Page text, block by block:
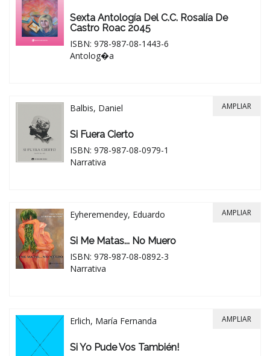
Sexta Antología Del C.C. Rosalía De
Castro Roac 2045
ISBN: 978-987-08-1443-6
Antolog�a
Balbis, Daniel
Si Fuera Cierto
ISBN: 978-987-08-0979-1
Narrativa
AMPLIAR
Eyheremendey, Eduardo
Si Me Matas... No Muero
ISBN: 978-987-08-0892-3
Narrativa
AMPLIAR
Erlich, María Fernanda
Si Yo Pude Vos También!
AMPLIAR